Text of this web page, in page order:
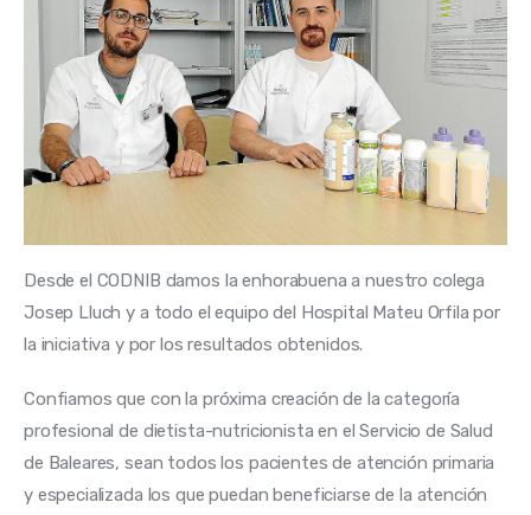
Desde el CODNIB damos la enhorabuena a nuestro colega
Josep Lluch y a todo el equipo del Hospital Mateu Orfila por
la iniciativa y por los resultados obtenidos.
Confiamos que con la próxima creación de la categoría
profesional de dietista-nutricionista en el Servicio de Salud
de Baleares, sean todos los pacientes de atención primaria
y especializada los que puedan beneficiarse de la atención